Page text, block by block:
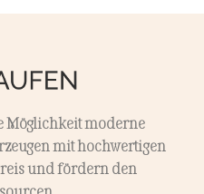
Möglichkeit moderne
mit hochwertigen
und fördern den